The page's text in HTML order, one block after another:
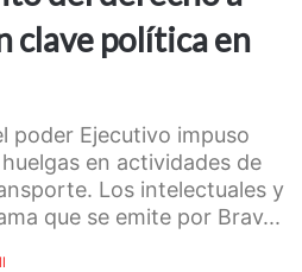
clave política en
poder Ejecutivo impuso
en actividades de
Los intelectuales y
que se emite por Brav...